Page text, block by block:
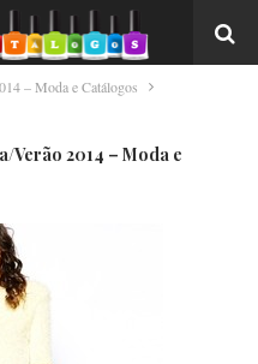
– Moda e Catálogos
Verão 2014 – Moda e